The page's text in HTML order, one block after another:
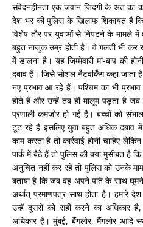
संवेदनहीनता एक जवान जिंदगी के अंत का
देश भर की पुलिस के खिलाफ शिकायत है
विशेष तौर पर युवाओं से निपटने के मामले
बहुत नाजुक उम्र होती है। वे गलती भी
में डालना है। यह जिम्मेवारी मां-बाप की
दबाव हैं। जिसे सोशल नैटवर्किंग कहा
नए प्रभाव आ रहे हैं। पश्चिम का भी प्रभाव
होते हैं और उन्हें तब ही मालूम पड़ता है जब
प्रणाली कमजोर हो गई है। बच्चों को
टूट रहे हैं इसलिए युवा बहुत अधिक
काम करता है तो कार्रवाई होनी चाहिए
पार्क में बैठे हैं तो पुलिस की क्या मुसीबत
अनुचित नहीं कर रहे तो पुलिस को उनके
बताया है कि जब वह अपने पति के साथ
अर्थात् प्रमाणपत्र साथ होता है।
उन्हें दूसरों को सही करने का अधिकार
अधिकार है। मुंबई, बैंगलोर, मैंगलोर